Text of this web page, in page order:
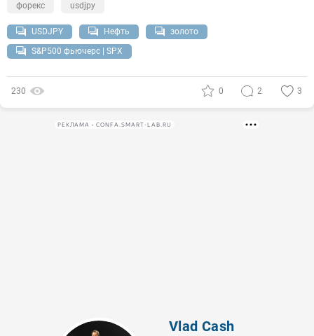
форекс
usdjpy
USDJPY Нефть
золото
S&P500 фьючерс | SPX
230 0 2 3
РЕКЛАМА • CONFA.SMART-LAB.RU
Vlad Cash